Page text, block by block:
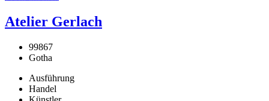
Atelier Gerlach
99867
Gotha
Ausführung
Handel